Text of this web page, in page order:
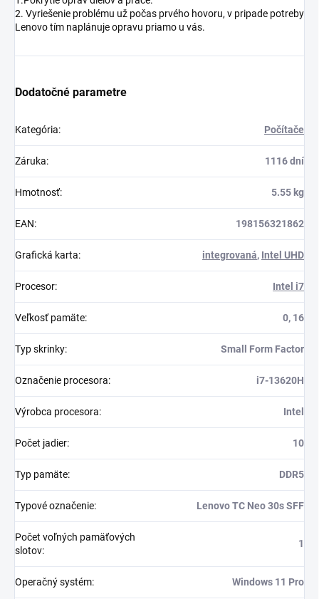
2. Vyriešenie problému už počas prvého hovoru, v pripade potreby
Lenovo tím naplánuje opravu priamo u vás.
Dodatočné parametre
Kategória: Počítače
Záruka: 1116 dní
Hmotnosť: 5.55 kg
EAN: 198156321862
Grafická karta: integrovaná, Intel UHD
Procesor: Intel i7
Veľkosť pamäte: 0, 16
Typ skrinky: Small Form Factor
Označenie procesora: i7-13620H
Výrobca procesora: Intel
Počet jadier: 10
Typ pamäte: DDR5
Typové označenie: Lenovo TC Neo 30s SFF
Počet voľných pamäťových
slotov:
1
Operačný systém: Windows 11 Pro